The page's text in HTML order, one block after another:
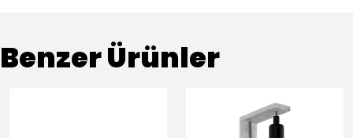
Benzer Ürünler